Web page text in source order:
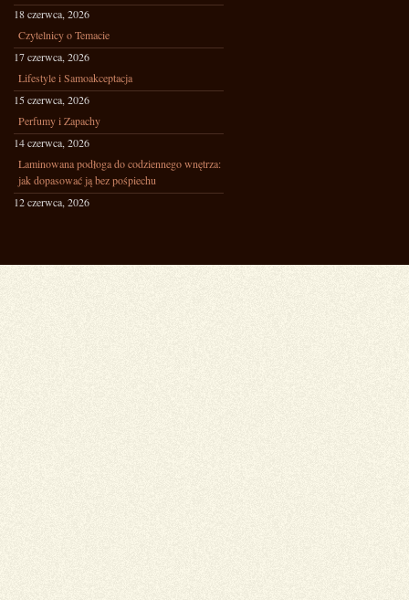
18 czerwca, 2026
Czytelnicy o Temacie
17 czerwca, 2026
Lifestyle i Samoakceptacja
15 czerwca, 2026
Perfumy i Zapachy
14 czerwca, 2026
Laminowana podłoga do codziennego wnętrza:
jak dopasować ją bez pośpiechu
12 czerwca, 2026